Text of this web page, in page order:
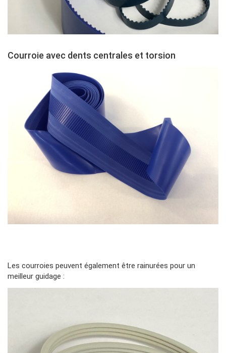
Contenu
Courroie avec dents centrales et torsion
Contenu
Les courroies peuvent également être rainurées pour un
meilleur guidage :